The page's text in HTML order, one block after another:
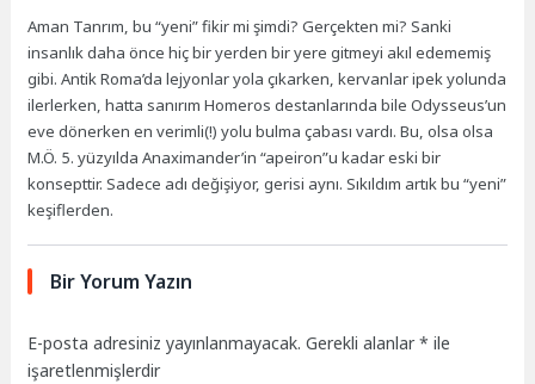
Aman Tanrım, bu “yeni” fikir mi şimdi? Gerçekten mi? Sanki
insanlık daha önce hiç bir yerden bir yere gitmeyi akıl edememiş
gibi. Antik Roma’da lejyonlar yola çıkarken, kervanlar ipek yolunda
ilerlerken, hatta sanırım Homeros destanlarında bile Odysseus’un
eve dönerken en verimli(!) yolu bulma çabası vardı. Bu, olsa olsa
M.Ö. 5. yüzyılda Anaximander’in “apeiron”u kadar eski bir
konsepttir. Sadece adı değişiyor, gerisi aynı. Sıkıldım artık bu “yeni”
keşiflerden.
Bir Yorum Yazın
E-posta adresiniz yayınlanmayacak. Gerekli alanlar* ile
işaretlenmişlerdir